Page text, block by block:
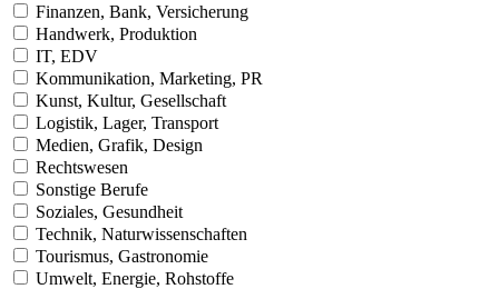
Finanzen, Bank, Versicherung
Handwerk, Produktion
IT, EDV
Kommunikation, Marketing, PR
Kunst, Kultur, Gesellschaft
Logistik, Lager, Transport
Medien, Grafik, Design
Rechtswesen
Sonstige Berufe
Soziales, Gesundheit
Technik, Naturwissenschaften
Tourismus, Gastronomie
Umwelt, Energie, Rohstoffe